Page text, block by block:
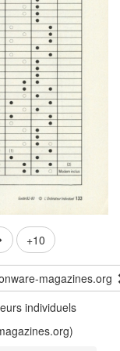
+10
magazines.org
individuels